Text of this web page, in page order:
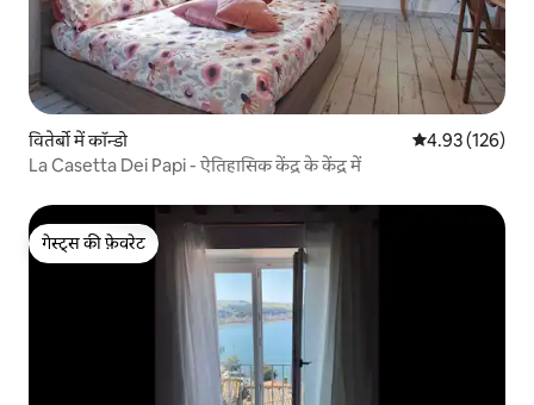
वितेर्बो में कॉन्डो औसत रेटिंग 5 में से
4.93 (126)
La Casetta Dei Papi - ऐतिहासिक केंद्र के केंद्र में
गेस्ट्स की फ़ेवरेट
गेस्ट्स की फ़ेवरेट